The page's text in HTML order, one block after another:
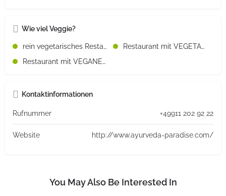
Wie viel Veggie?
rein vegetarisches Restaurant
Restaurant mit VEGETARISCHEN Speisen
Restaurant mit VEGANEN Speisen
Kontaktinformationen
Rufnummer +49911 202 92 22
Website http://www.ayurveda-paradise.com/
You May Also Be Interested In